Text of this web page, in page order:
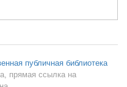
публичная библиотека
прямая ссылка на